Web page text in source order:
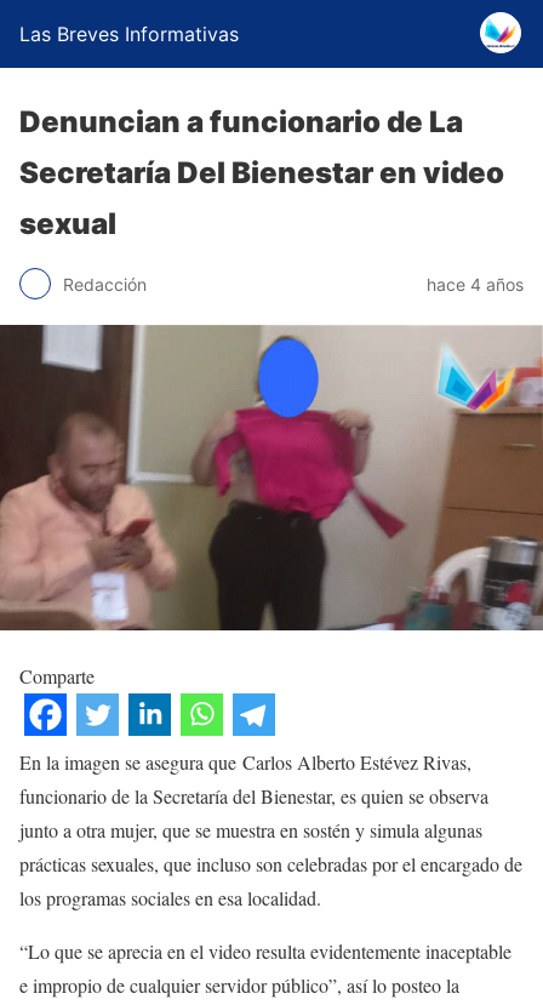
Las Breves Informativas
Denuncian a funcionario de La
Secretaría Del Bienestar en video
sexual
Redacción hace 4 años
Comparte
En la imagen se asegura que Carlos Alberto Estévez Rivas,
funcionario de la Secretaría del Bienestar, es quien se observa
junto a otra mujer, que se muestra en sostén y simula algunas
prácticas sexuales, que incluso son celebradas por el encargado de
los programas sociales en esa localidad.
“Lo que se aprecia en el video resulta evidentemente inaceptable
e impropio de cualquier servidor público”, así lo posteo la